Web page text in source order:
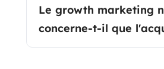
Le growth marketing
concerne-t-il que